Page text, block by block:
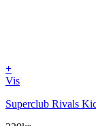
+
Vis
Superclub Rivals